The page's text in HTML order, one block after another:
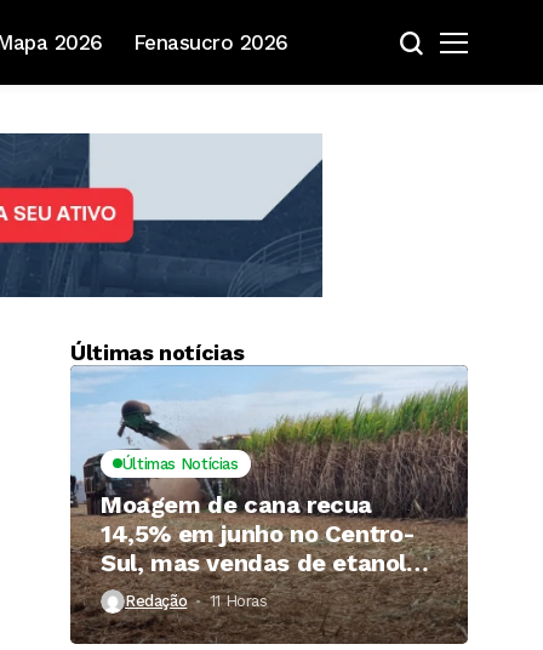
2026 Fenasucro 2026
Últimas notícias
Últimas Notícias
Moagem de cana recua
14,5% em junho no Centro-
Sul, mas vendas de etanol
superam 3 bilhões de litros
Redação 11 Horas ⁮